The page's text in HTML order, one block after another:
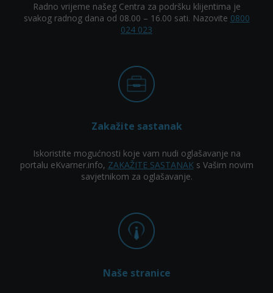
Radno vrijeme našeg Centra za podršku klijentima je
svakog radnog dana od 08.00 – 16.00 sati. Nazovite 0800
024 023
Zakažite sastanak
Iskoristite mogućnosti koje vam nudi oglašavanje na
portalu eKvarner.info, ZAKAŽITE SASTANAKs Vašim novim
savjetnikom za oglašavanje.
Naše stranice